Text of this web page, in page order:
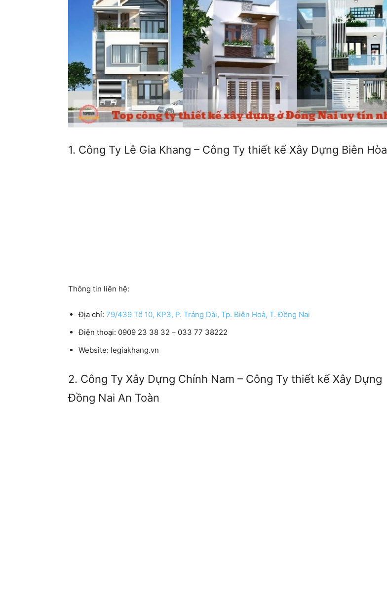
1. Công Ty Lê Gia Khang – Công Ty thiết kế Xây Dựng Biên Hòa
Thông tin liên hệ:
Địa chỉ: 79/439 Tổ 10, KP3, P. Trảng Dài, Tp. Biên Hoà, T. Đồng Nai
Điện thoại: 0909 23 38 32 – 033 77 38222
Website: legiakhang.vn
2. Công Ty Xây Dựng Chính Nam – Công Ty thiết kế Xây Dựng
Đồng Nai An Toàn